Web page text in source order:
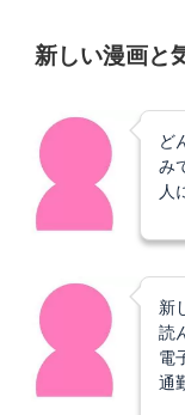
新しい漫画と
ど
み
人
新
読
電
通